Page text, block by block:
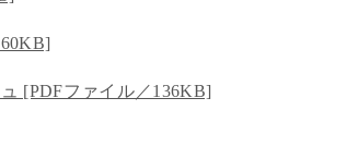
[PDFファイル／136KB]